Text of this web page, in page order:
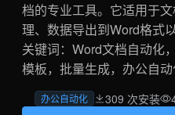
档的专业工具。它适用于
理、数据导出到Word格式
关键词：Word文档自动化
模板，批量生成，办公自动
办公自动化 309 次安装